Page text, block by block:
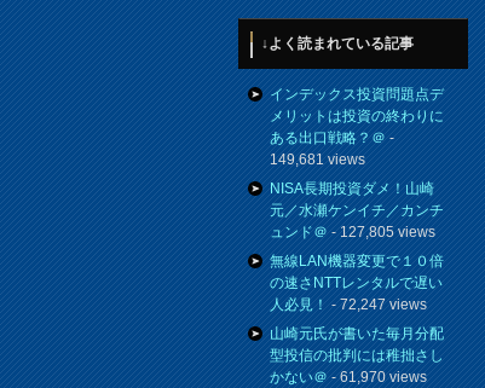
↓よく読まれている記事
インデックス投資問題点デ
メリットは投資の終わりに
ある出口戦略？＠-
149,681 views
NISA長期投資ダメ！山崎
元／水瀬ケンイチ／カンチ
ュンド＠- 127,805 views
無線LAN機器変更で１０倍
の速さNTTレンタルで遅い
人必見！- 72,247 views
山崎元氏が書いた毎月分配
型投信の批判には稚拙さし
かない＠- 61,970 views